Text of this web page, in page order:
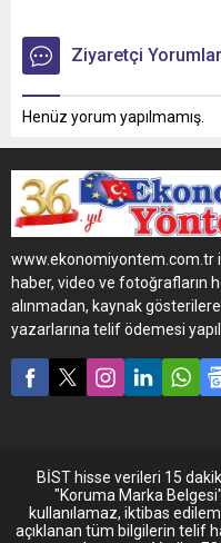
Ziyaretçi
Henüz yorum yapılmamış.
www.ekonomiyontem.com.tr
haber, video ve fotoğrafların
alınmadan, kaynak
yazarlarına telif ödemesi
BİST hisse verileri 15
"Koruma Marka
kullanılamaz, iktibas
açıklanan tüm bilgilerin telif